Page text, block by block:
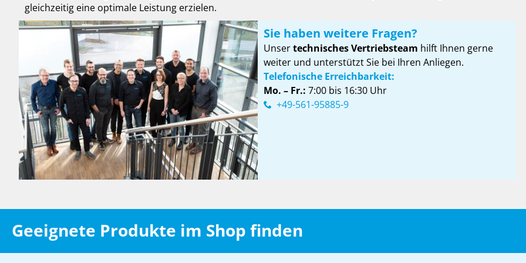
gleichzeitig eine optimale Leistung erzielen.
Sie haben weitere Fragen?
Unsertechnisches Vertriebsteam hilft Ihnen gerne
weiter und unterstützt Sie bei Ihren Anliegen.
Telefonische Erreichbarkeit:
Mo. – Fr.: 7:00 bis 16:30 Uhr
+49-561-95885-9
Geeignete Produkte im Shop finden